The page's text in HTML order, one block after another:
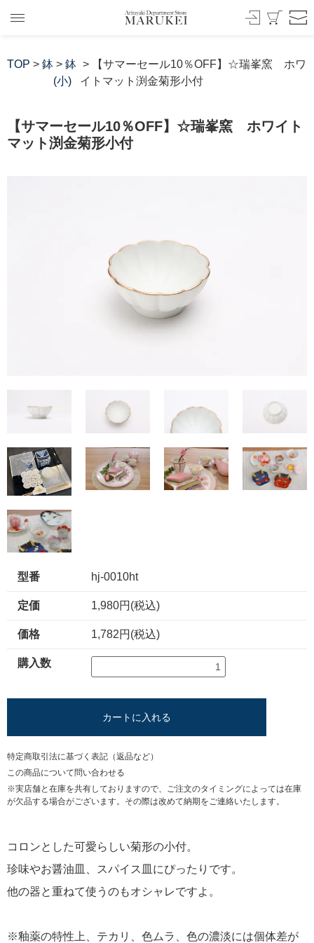
TOP > 鉢 > 鉢
(小)
> 【サマーセール10％OFF】☆瑞峯窯 ホワ
イトマット渕金菊形小付
【サマーセール10％OFF】☆瑞峯窯 ホワイト
マット渕金菊形小付
型番 hj-0010ht
定価 1,980円(税込)
価格 1,782円(税込)
購入数
カートに入れる
特定商取引法に基づく表記（返品など）
この商品について問い合わせる
※実店舗と在庫を共有しておりますので、ご注文のタイミングによっては在庫
が欠品する場合がございます。その際は改めて納期をご連絡いたします。
コロンとした可愛らしい菊形の小付。
珍味やお醤油皿、スパイス皿にぴったりです。
他の器と重ねて使うのもオシャレですよ。
※釉薬の特性上、テカリ、色ムラ、色の濃淡には個体差が